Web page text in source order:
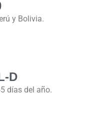
y Bolivia.
D
días del año.